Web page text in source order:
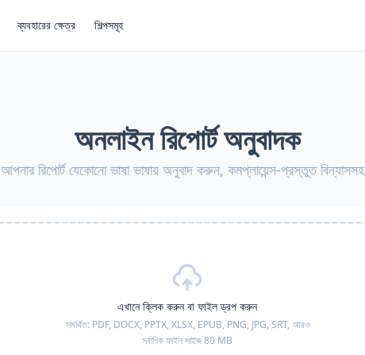
ব্যবহারের ক্ষেত্র শিল্পসমূহ
অনলাইন রিপোর্ট অনুবাদক
আপনার রিপোর্ট যেকোনো ভাষা ভাষায় অনুবাদ করুন, কমপ্লায়েন্স-প্রস্তুত
এখানে ক্লিক করুন বা ফাইল ড্রপ করুন
সমর্থিত: PDF, DOCX, PPTX, XLSX, EPUB, PNG, JPG, SRT, আরও
সর্বাধিক ফাইল সাইজ 80 MB